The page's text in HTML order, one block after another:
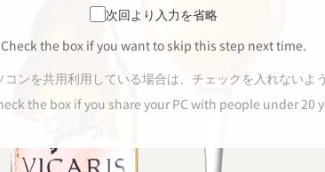
次回より入力を省略
Check the box if you want to skip this step next time.
ンを共用利用している場合は、チェックを入れないよ
the box if you share your PC with people under 20